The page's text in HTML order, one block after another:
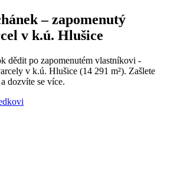
– zapomenutý
v k.ú. Hlušice
dědit po zapomenutém vlastníkovi -
v k.ú. Hlušice (14 291 m²). Zašlete
dozvíte se více.